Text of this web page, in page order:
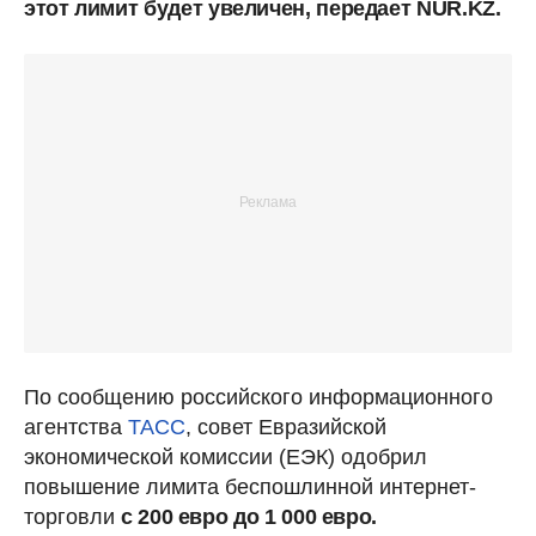
этот лимит будет увеличен, передает NUR.KZ.
По сообщению российского информационного
агентства ТАСС, совет Евразийской
экономической комиссии (ЕЭК) одобрил
повышение лимита беспошлинной интернет-
торговли с 200 евро до 1 000 евро.